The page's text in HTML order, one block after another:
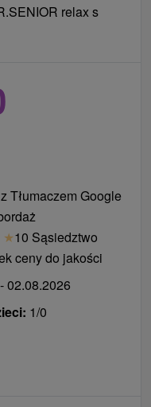
relax s
Tłumaczem Google
★10 Sąsiedztwo
ceny do jakości
02.08.2026
1/0